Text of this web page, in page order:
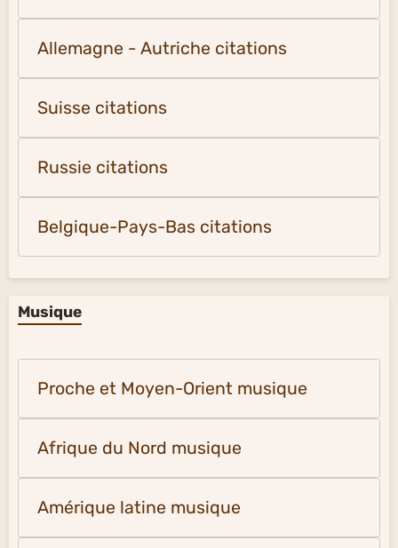
Allemagne - Autriche citations
Suisse citations
Russie citations
Belgique-Pays-Bas citations
Musique
Proche et Moyen-Orient musique
Afrique du Nord musique
Amérique latine musique